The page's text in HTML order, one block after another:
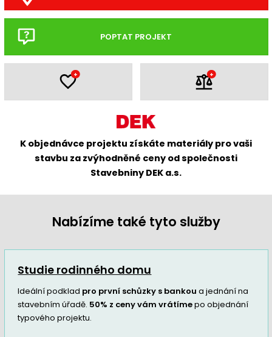
POPTAT PROJEKT
+ +
K objednávce projektu získáte materiály pro vaši
stavbu za zvýhodněné ceny od společnosti
Stavebniny DEK a.s.
Nabízíme také tyto služby
Studie rodinného domu
Ideální podklad pro první schůzky s bankou a jednání na
stavebním úřadě. 50% z ceny vám vrátímepo objednání
typového projektu.